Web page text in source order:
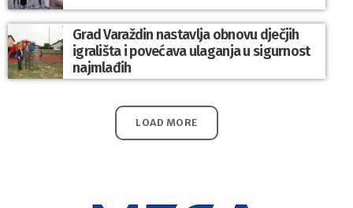
Grad Varaždin nastavlja obnovu dječjih
igrališta i povećava ulaganja u sigurnost
najmlađih
LOAD MORE